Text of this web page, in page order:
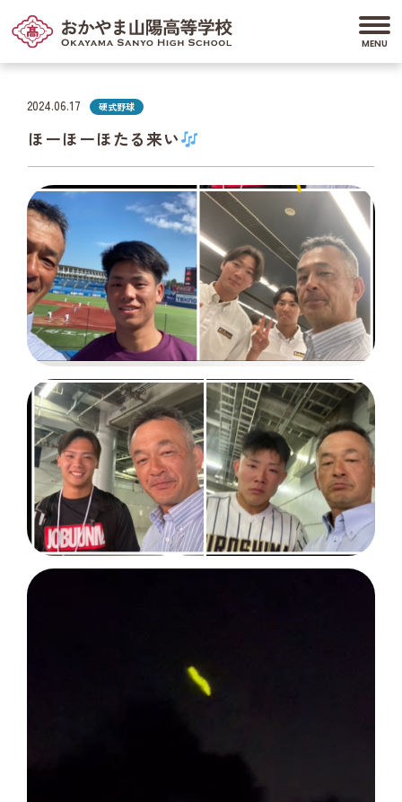
2024.06.17 硬式野球
ほーほーほたる来い